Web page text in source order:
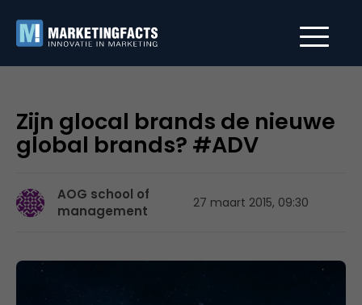
Zijn glocal brands de nieuwe
global brands? #ADV
AOG school of
management
27 maart 2015, 09:30